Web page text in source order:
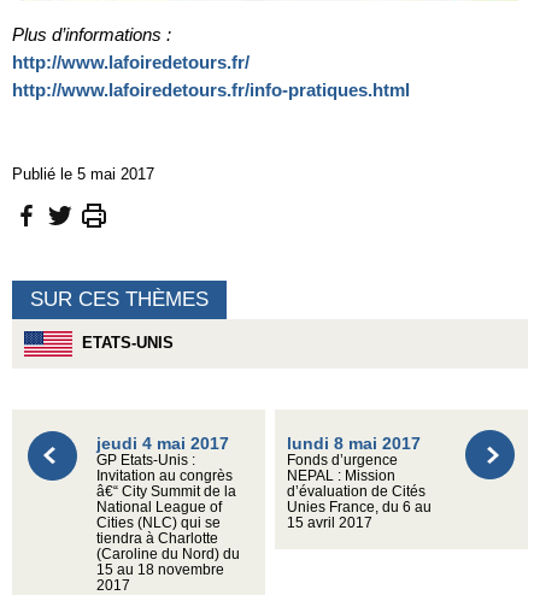
Plus d’informations :
http://www.lafoiredetours.fr/
http://www.lafoiredetours.fr/info-pratiques.html
Publié le 5 mai 2017
SUR CES THÈMES
ETATS-UNIS
jeudi 4 mai 2017
GP Etats-Unis :
Invitation au congrès
â€“ City Summit de la
National League of
Cities (NLC) qui se
tiendra à Charlotte
(Caroline du Nord) du
15 au 18 novembre
2017
lundi 8 mai 2017
Fonds d’urgence
NEPAL : Mission
d’évaluation de Cités
Unies France, du 6 au
15 avril 2017